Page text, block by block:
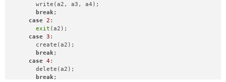
      write(a2, a3, a4);
break ;
case 2 :
exit (a2);
case 3 :
      create(a2);
break ;
case 4 :
      delete(a2);
break ;